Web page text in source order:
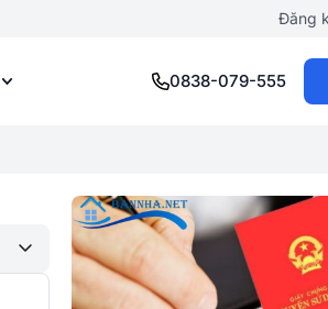
Đăng
0838-079-555